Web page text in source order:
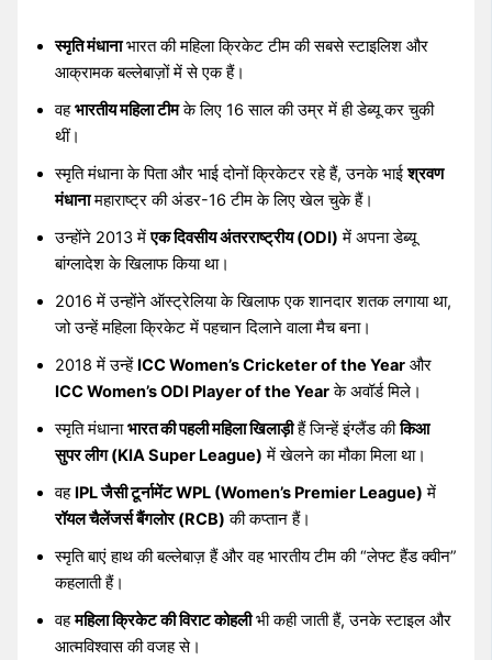
स्मृति मंधानाभारत की महिला क्रिकेट टीम की सबसे स्टाइलिश और
आक्रामक बल्लेबाज़ों में से एक हैं।
वहभारतीय महिला टीमके लिए 16 साल की उम्र में ही डेब्यू कर चुकी
थीं।
स्मृति मंधाना के पिता और भाई दोनों क्रिकेटर रहे हैं, उनके भाईश्रवण
मंधानामहाराष्ट्र की अंडर-16 टीम के लिए खेल चुके हैं।
उन्होंने 2013 मेंएक दिवसीय अंतरराष्ट्रीय (ODI) में अपना डेब्यू
बांग्लादेश के खिलाफ किया था।
2016 में उन्होंने ऑस्ट्रेलिया के खिलाफ एक शानदार शतक लगाया था,
जो उन्हें महिला क्रिकेट में पहचान दिलाने वाला मैच बना।
2018 में उन्हें ICC Women’s Cricketer of the Year और
ICC Women’s ODI Player of the Yearके अवॉर्ड मिले।
स्मृति मंधानाभारत की पहली महिला खिलाड़ीहैं जिन्हें इंग्लैंड कीकिआ
सुपर लीग (KIA Super League) में खेलने का मौका मिला था।
वह IPL जैसी टूर्नामेंट WPL (Women’s Premier League) में
रॉयल चैलेंजर्स बैंगलोर (RCB) की कप्तान हैं।
स्मृति बाएं हाथ की बल्लेबाज़ हैं और वह भारतीय टीम की “लेफ्ट हैंड क्वीन”
कहलाती हैं।
वहमहिला क्रिकेट की विराट कोहलीभी कही जाती हैं, उनके स्टाइल और
आत्मविश्वास की वजह से।